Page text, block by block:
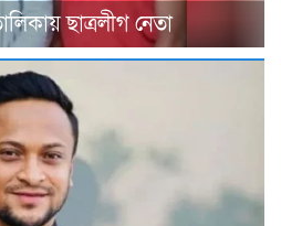
ছাত্রলীগ নেতা